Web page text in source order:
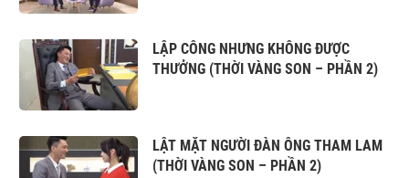
LẬP CÔNG NHƯNG KHÔNG ĐƯỢC
THƯỞNG (THỜI VÀNG SON – PHẦN 2)
LẬT MẶT NGƯỜI ĐÀN ÔNG THAM LAM
(THỜI VÀNG SON – PHẦN 2)